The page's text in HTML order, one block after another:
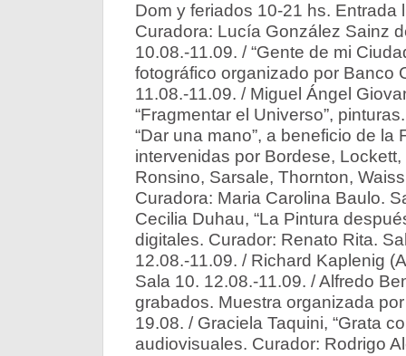
Dom y feriados 10-21 hs. Entrada
Curadora: Lucía González Sainz
10.08.-11.09. / “Gente de mi
fotográfico organizado por Banco
11.08.-11.09. / Miguel Ángel
“Fragmentar el Universo”,
“Dar una mano”, a beneficio de
intervenidas por Bordese,
Ronsino, Sarsale, Thornton,
Curadora: Maria Carolina Baulo.
Cecilia Duhau, “La Pintura
digitales. Curador: Renato Rita.
12.08.-11.09. / Richard Kaplenig
Sala 10. 12.08.-11.09. / Alfredo
grabados. Muestra organizada
19.08. / Graciela Taquini, “Grata
audiovisuales. Curador: Rodrigo